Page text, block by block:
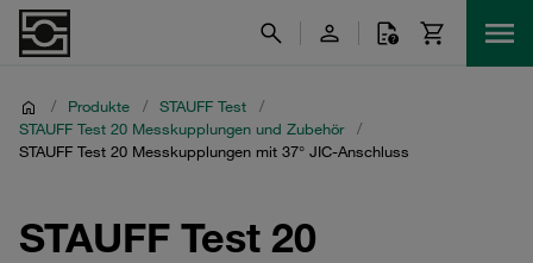
/ Produkte / STAUFF Test
/
STAUFF Test 20 Messkupplungen und Zubehör
/
STAUFF Test 20 Messkupplungen mit 37° JIC-Anschluss
STAUFF Test 20